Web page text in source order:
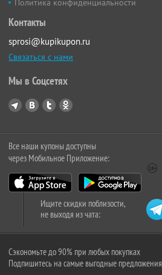
Политика конфиденциальности
Контакты
sprosi@kupikupon.ru
Связаться с нами
Мы в Соцсетях
Все наши купоны доступны
через Мобильное Приложение:
Ищите скидки поблизости,
не выходя из чата:
Сэкономьте до 90% при любых покупках
Подпишитесь на самые выгодные предложения